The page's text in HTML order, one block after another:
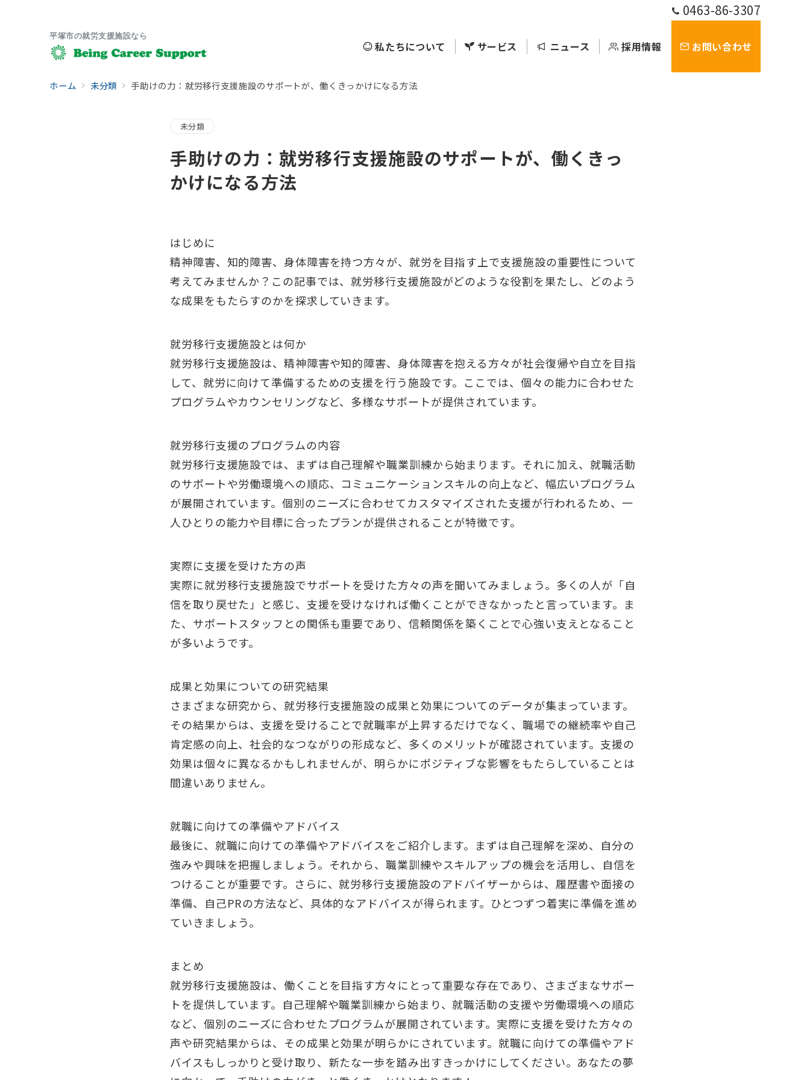
0463-86-3307
平塚市の就労支援施設なら
私たちについて サービス ニュース 採用情報 お問い合わせ
ホーム 未分類 手助けの力：就労移行支援施設のサポートが、働くきっかけになる方法
未分類
手助けの力：就労移行支援施設のサポートが、働くきっ
かけになる方法
はじめに
精神障害、知的障害、身体障害を持つ方々が、就労を目指す上で支援施設の重要性について
考えてみませんか？この記事では、就労移行支援施設がどのような役割を果たし、どのよう
な成果をもたらすのかを探求していきます。
就労移行支援施設とは何か
就労移行支援施設は、精神障害や知的障害、身体障害を抱える方々が社会復帰や自立を目指
して、就労に向けて準備するための支援を行う施設です。ここでは、個々の能力に合わせた
プログラムやカウンセリングなど、多様なサポートが提供されています。
就労移行支援のプログラムの内容
就労移行支援施設では、まずは自己理解や職業訓練から始まります。それに加え、就職活動
のサポートや労働環境への順応、コミュニケーションスキルの向上など、幅広いプログラム
が展開されています。個別のニーズに合わせてカスタマイズされた支援が行われるため、一
人ひとりの能力や目標に合ったプランが提供されることが特徴です。
実際に支援を受けた方の声
実際に就労移行支援施設でサポートを受けた方々の声を聞いてみましょう。多くの人が「自
信を取り戻せた」と感じ、支援を受けなければ働くことができなかったと言っています。ま
た、サポートスタッフとの関係も重要であり、信頼関係を築くことで心強い支えとなること
が多いようです。
成果と効果についての研究結果
さまざまな研究から、就労移行支援施設の成果と効果についてのデータが集まっています。
その結果からは、支援を受けることで就職率が上昇するだけでなく、職場での継続率や自己
肯定感の向上、社会的なつながりの形成など、多くのメリットが確認されています。支援の
効果は個々に異なるかもしれませんが、明らかにポジティブな影響をもたらしていることは
間違いありません。
就職に向けての準備やアドバイス
最後に、就職に向けての準備やアドバイスをご紹介します。まずは自己理解を深め、自分の
強みや興味を把握しましょう。それから、職業訓練やスキルアップの機会を活用し、自信を
つけることが重要です。さらに、就労移行支援施設のアドバイザーからは、履歴書や面接の
準備、自己PRの方法など、具体的なアドバイスが得られます。ひとつずつ着実に準備を進め
ていきましょう。
まとめ
就労移行支援施設は、働くことを目指す方々にとって重要な存在であり、さまざまなサポー
トを提供しています。自己理解や職業訓練から始まり、就職活動の支援や労働環境への順応
など、個別のニーズに合わせたプログラムが展開されています。実際に支援を受けた方々の
声や研究結果からは、その成果と効果が明らかにされています。就職に向けての準備やアド
バイスもしっかりと受け取り、新たな一歩を踏み出すきっかけにしてください。あなたの夢